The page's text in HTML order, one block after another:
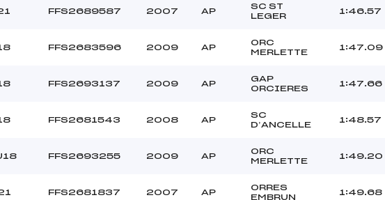
FFS2689587 2007 AP
SC ST
LEGER
1:46.57
FFS2683596 2009 AP
ORC
MERLETTE
1:47.09
FFS2693137 2009 AP
GAP
ORCIERES
1:47.66
FFS2681543 2008 AP
SC
D’ANCELLE
1:48.57
FFS2693255 2009 AP
ORC
MERLETTE
1:49.20
FFS2681837 2007 AP
ORRES
EMBRUN
1:49.68